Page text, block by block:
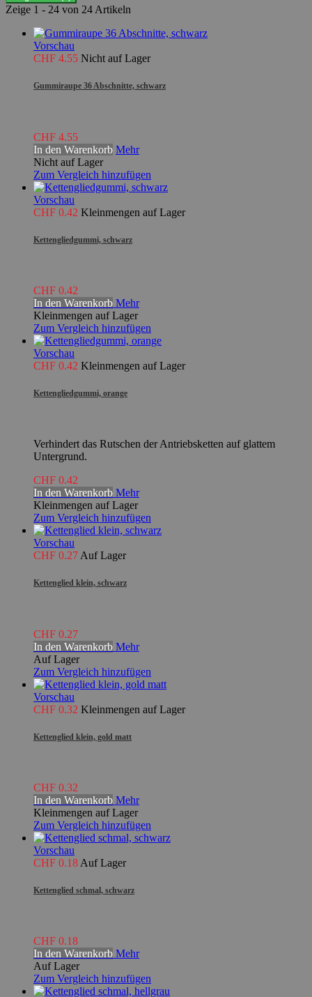
Zeige 1 - 24 von 24 Artikeln
Vorschau
CHF 4.55 Nicht auf Lager
Gummiraupe 36 Abschnitte, schwarz
CHF 4.55
In den Warenkorb Mehr
Nicht auf Lager
Zum Vergleich hinzufügen
Vorschau
CHF 0.42 Kleinmengen auf Lager
Kettengliedgummi, schwarz
CHF 0.42
In den Warenkorb Mehr
Kleinmengen auf Lager
Zum Vergleich hinzufügen
Vorschau
CHF 0.42 Kleinmengen auf Lager
Kettengliedgummi, orange
Verhindert das Rutschen der Antriebsketten auf glattem
Untergrund.
CHF 0.42
In den Warenkorb Mehr
Kleinmengen auf Lager
Zum Vergleich hinzufügen
Vorschau
CHF 0.27 Auf Lager
Kettenglied klein, schwarz
CHF 0.27
In den Warenkorb Mehr
Auf Lager
Zum Vergleich hinzufügen
Vorschau
CHF 0.32 Kleinmengen auf Lager
Kettenglied klein, gold matt
CHF 0.32
In den Warenkorb Mehr
Kleinmengen auf Lager
Zum Vergleich hinzufügen
Vorschau
CHF 0.18 Auf Lager
Kettenglied schmal, schwarz
CHF 0.18
In den Warenkorb Mehr
Auf Lager
Zum Vergleich hinzufügen